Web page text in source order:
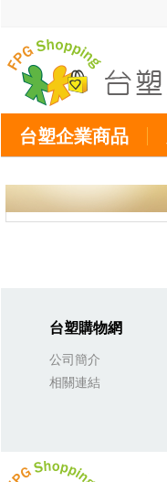
台塑企業商品
台塑購物網
公司簡介
相關連結